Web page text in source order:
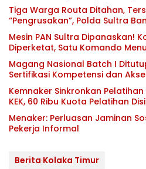
Tiga Warga Routa Ditahan,
“Pengrusakan”, Polda Sultra
Mesin PAN Sultra Dipanaskan!
Diperketat, Satu Komando
Magang Nasional Batch I
Sertifikasi Kompetensi dan
Kemnaker Sinkronkan
KEK, 60 Ribu Kuota Pelatihan
Menaker: Perluasan Jaminan
Pekerja Informal
Berita Kolaka Timur